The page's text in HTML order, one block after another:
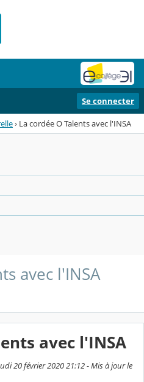
Se connecter
› La cordée O Talents avec l'INSA
avec l'INSA
avec l'INSA
20 février 2020 21:12 - Mis à jour le